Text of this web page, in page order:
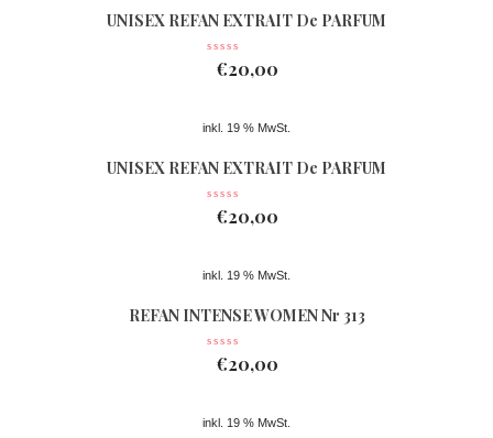
UNISEX REFAN EXTRAIT De PARFUM
Nr 074
€20,00
inkl. 19 % MwSt.
UNISEX REFAN EXTRAIT De PARFUM
Nr 363
€20,00
inkl. 19 % MwSt.
REFAN INTENSE WOMEN Nr 313
€20,00
inkl. 19 % MwSt.